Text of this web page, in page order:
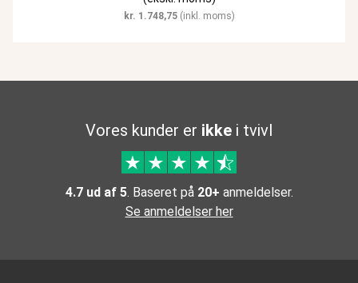
kr. 1.748,75(inkl. moms)
Vores kunder er ikke i tvivl
4.7 ud af 5. Baseret på 20+ anmeldelser.
Se anmeldelser her